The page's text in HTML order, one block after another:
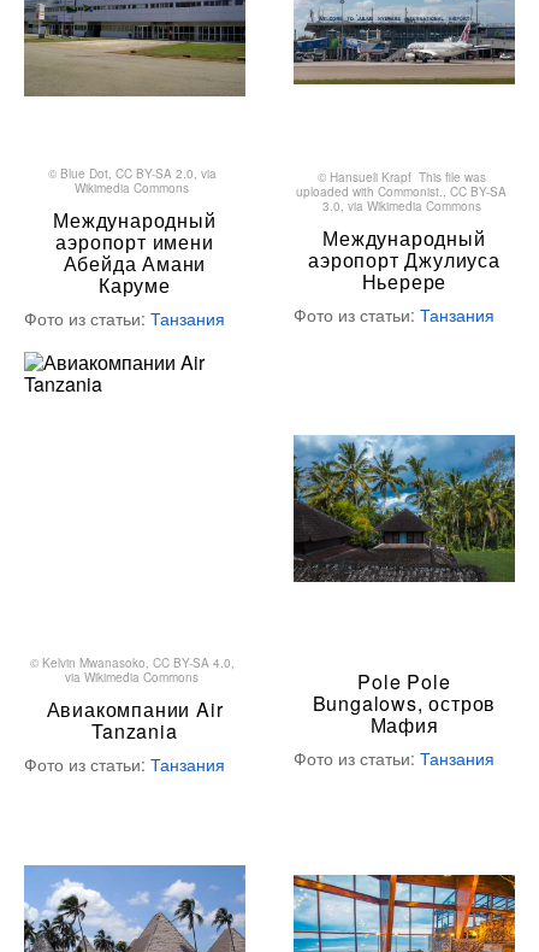
© Blue Dot, CC BY-SA 2.0, via
Wikimedia Commons
Международный
аэропорт имени
Абейда Амани
Каруме
Фото из статьи: Танзания
© Hansueli Krapf This file was
uploaded with Commonist., CC BY-SA
3.0, via Wikimedia Commons
Международный
аэропорт Джулиуса
Ньерере
Фото из статьи: Танзания
© Kelvin Mwanasoko, CC BY-SA 4.0,
via Wikimedia Commons
Авиакомпании Air
Tanzania
Фото из статьи: Танзания
Pole Pole
Bungalows, остров
Мафия
Фото из статьи: Танзания